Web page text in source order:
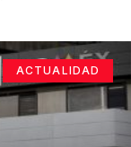
ACTUALIDAD